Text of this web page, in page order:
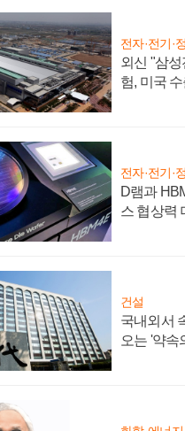
전자·전기·
외신 "삼
험, 미국
전자·전기·
D램과
스 협상력
건설
국내외서
오는 '약속